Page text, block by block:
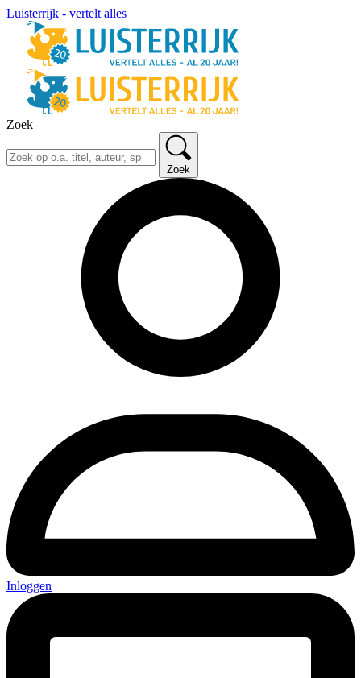
Luisterrijk - vertelt alles
Zoek
Zoek
Inloggen